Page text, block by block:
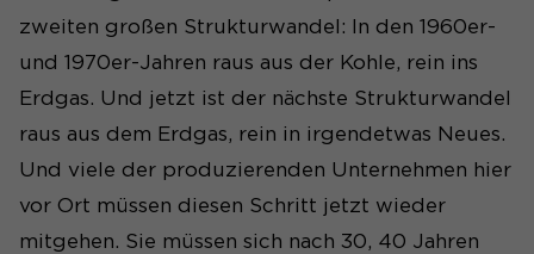
zweiten großen Strukturwandel: In den 1960er-
und 1970er-Jahren raus aus der Kohle, rein ins
Erdgas. Und jetzt ist der nächste Strukturwandel
raus aus dem Erdgas, rein in irgendetwas Neues.
Und viele der produzierenden Unternehmen hier
vor Ort müssen diesen Schritt jetzt wieder
mitgehen. Sie müssen sich nach 30, 40 Jahren